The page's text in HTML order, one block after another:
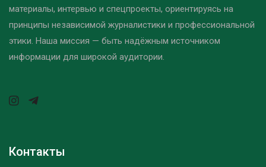
материалы, интервью и спецпроекты, ориентируясь на
принципы независимой журналистики и профессиональной
этики. Наша миссия — быть надёжным источником
информации для широкой аудитории.
Контакты